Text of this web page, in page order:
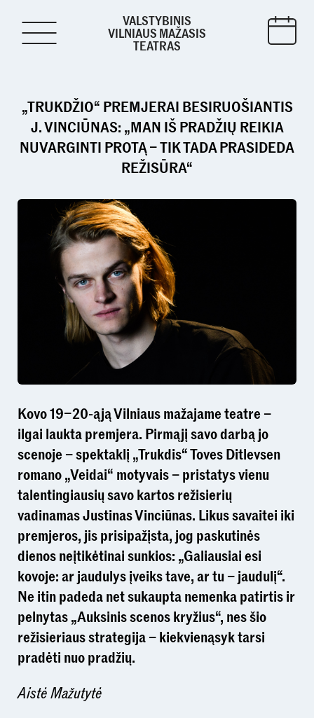
VALSTYBINIS
VILNIAUS MAŽASIS
TEATRAS
„TRUKDŽIO“ PREMJERAI BESIRUOŠIANTIS
J. VINCIŪNAS: „MAN IŠ PRADŽIŲ REIKIA
NUVARGINTI PROTĄ – TIK TADA PRASIDEDA
REŽISŪRA“
Kovo 19–20-ąją Vilniaus mažajame teatre –
ilgai laukta premjera. Pirmąjį savo darbą jo
scenoje – spektaklį „Trukdis“ Toves Ditlevsen
romano „Veidai“ motyvais – pristatys vienu
talentingiausių savo kartos režisierių
vadinamas Justinas Vinciūnas. Likus savaitei iki
premjeros, jis prisipažįsta, jog paskutinės
dienos neįtikėtinai sunkios: „Galiausiai esi
kovoje: ar jaudulys įveiks tave, ar tu – jaudulį“.
Ne itin padeda net sukaupta nemenka patirtis ir
pelnytas „Auksinis scenos kryžius“, nes šio
režisieriaus strategija – kiekvienąsyk tarsi
pradėti nuo pradžių.
Aistė Mažutytė